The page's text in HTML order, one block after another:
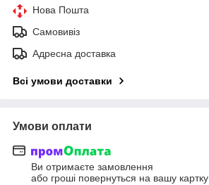
Нова Пошта
Самовивіз
Адресна доставка
Всі умови доставки
Умови оплати
Ви отримаєте замовлення
або гроші повернуться на вашу картку